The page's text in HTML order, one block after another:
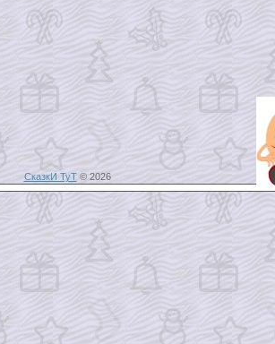
СказкИ ТуТ© 2026